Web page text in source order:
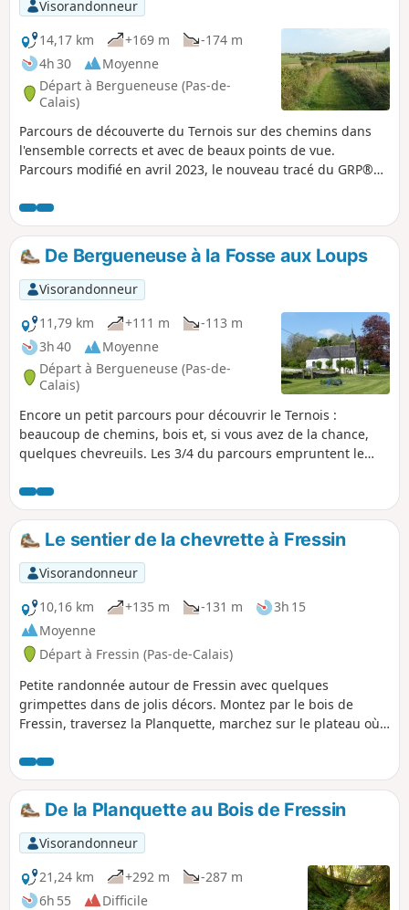
Visorandonneur
14,17 km
+169 m
-174 m
4h 30
Moyenne
Départ à Bergueneuse (Pas-de-
Calais)
Parcours de découverte du Ternois sur des chemins dans
l'ensemble corrects et avec de beaux points de vue.
Parcours modifié en avril 2023, le nouveau tracé du GRP®
De Bergueneuse à la Fosse aux Loups
Visorandonneur
11,79 km
+111 m
-113 m
3h 40
Moyenne
Départ à Bergueneuse (Pas-de-
Calais)
Encore un petit parcours pour découvrir le Ternois :
beaucoup de chemins, bois et, si vous avez de la chance,
quelques chevreuils. Les 3/4 du parcours empruntent le
Le sentier de la chevrette à Fressin
Visorandonneur
10,16 km
+135 m -131 m
3h 15
Moyenne
Départ à Fressin (Pas-de-Calais)
Petite randonnée autour de Fressin avec quelques
grimpettes dans de jolis décors. Montez par le bois de
Fressin, traversez la Planquette, marchez sur le plateau où
château que vous contemplez de plus près sur le retour.
Sentier bien balisé Jaune. Certains diront que cela est
inutile de retranscrire des chemins balisés mais pour moi il
est important de les faire connaître de la communauté.
De la Planquette au Bois de Fressin
Visorandonneur
21,24 km
+292 m
-287 m
6h 55
Difficile